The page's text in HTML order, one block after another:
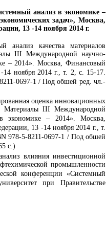
анализ в экономике –
задач», Москва,
13 -14 ноября 2014 г.
качества материалов
III Международной научно-
– 2014». Москва, Финансовый
14 ноября 2014 г., т. 2, с. 15-17.
0697-1 / Под обшей ред. чл.-
оценка инновационных
Материалы III Международной
экономике – 2014». Москва,
13 -14 ноября 2014 г., т.
978-5-8211-0697-1 / Под обшей
с.)
влияния инвестиционной
промышленности
конференции «Системный
при Правительстве